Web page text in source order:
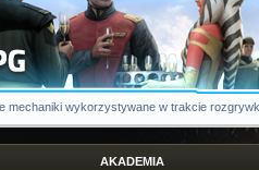
mechaniki wykorzystywane w trakcie
AKADEMIA